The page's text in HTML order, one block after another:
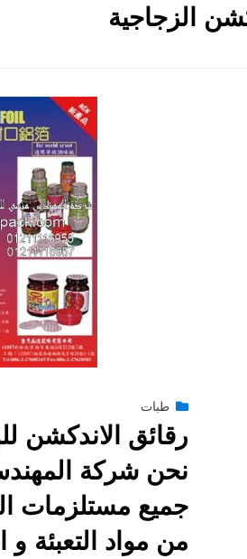
الزجاجية
engmansyPosted
يناير 25, 2015
طبات
رقائق الاندكشن
نحن شركة
جميع مستلزمات
من مواد التعبئة و